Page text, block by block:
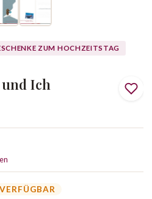
ZUM HOCHZEITSTAG
Ich